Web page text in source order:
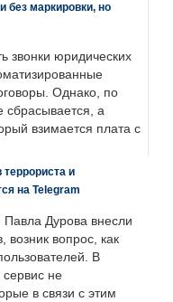
без маркировки, но
звонки юридических
Однако, по
сбрасывается, а
взимается плата с
террориста и
на Telegram
Павла Дурова внесли
возник вопрос, как
В
не
в связи с этим